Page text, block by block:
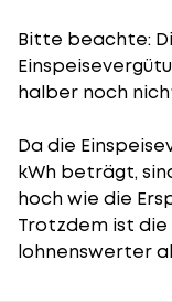
Bitte beachte:
halber noch
Da die
kWh beträgt,
hoch wie die
Trotzdem ist die
lohnenswerter